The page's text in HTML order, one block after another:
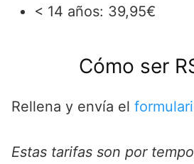
< 14 años: 39,95€
Cómo ser
Rellena y envía el
Estas tarifas son por